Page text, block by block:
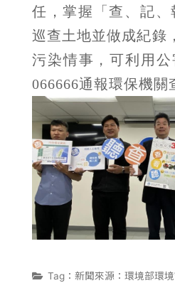
任，掌握「查、記、
巡查土地並做成紀錄
污染情事，可利用公
066666通報環保機關
Tag：新聞來源：環境部環